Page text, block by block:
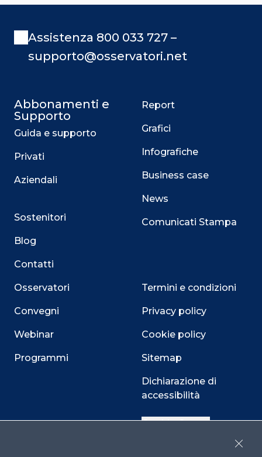
Assistenza 800 033 727 –
supporto@osservatori.net
Abbonamenti e
Supporto
Guida e supporto
Privati
Aziendali
Sostenitori
Blog
Contatti
Osservatori
Convegni
Webinar
Programmi
Report
Grafici
Infografiche
Business case
News
Comunicati Stampa
Termini e condizioni
Privacy policy
Cookie policy
Sitemap
Dichiarazione di
accessibilità
Cookie Center